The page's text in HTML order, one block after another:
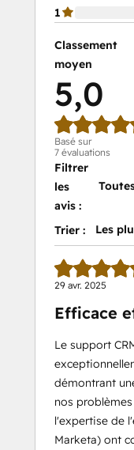
1
Classement
moyen
5,0
Basé sur
7 évaluations
Filtrer
les
avis :
Trier : Les
29 avr. 2025
Efficace
Le support
démontrant
nos
l'expertise de
Marketa) ont